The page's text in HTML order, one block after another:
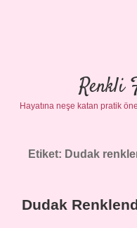
Renkli
Hayatına neşe katan pratik
Etiket: Dudak
Dudak